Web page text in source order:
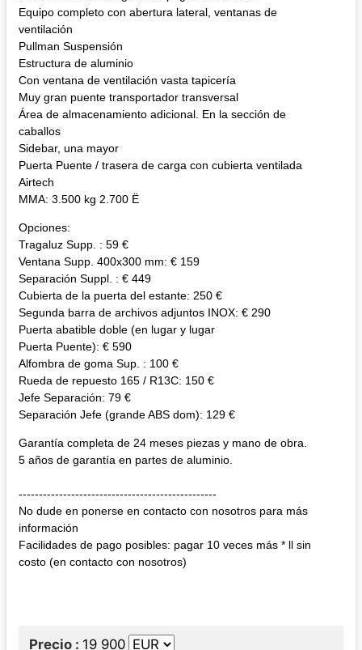
Equipo completo con abertura lateral, ventanas de
ventilación
Pullman Suspensión
Estructura de aluminio
Con ventana de ventilación vasta tapicería
Muy gran puente transportador transversal
Área de almacenamiento adicional. En la sección de
caballos
Sidebar, una mayor
Puerta Puente / trasera de carga con cubierta ventilada
Airtech
MMA: 3.500 kg 2.700 Ë
Opciones:
Tragaluz Supp. : 59 €
Ventana Supp. 400x300 mm: € 159
Separación Suppl. : € 449
Cubierta de la puerta del estante: 250 €
Segunda barra de archivos adjuntos INOX: € 290
Puerta abatible doble (en lugar y lugar
Puerta Puente): € 590
Alfombra de goma Sup. : 100 €
Rueda de repuesto 165 / R13C: 150 €
Jefe Separación: 79 €
Separación Jefe (grande ABS dom): 129 €
Garantía completa de 24 meses piezas y mano de obra.
5 años de garantía en partes de aluminio.
-------------------------------------------------
No dude en ponerse en contacto con nosotros para más
información
Facilidades de pago posibles: pagar 10 veces más * ll sin
costo (en contacto con nosotros)
Precio 19 900